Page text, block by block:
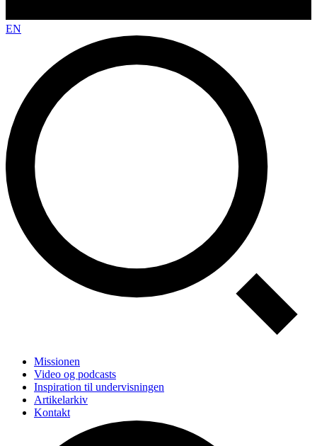
EN
Missionen
Video og podcasts
Inspiration til undervisningen
Artikelarkiv
Kontakt
Videreuddannelse